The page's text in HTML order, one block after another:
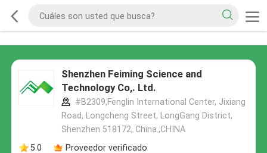
Shenzhen Feiming Science and
Technology Co,. Ltd.
#B2309,Fenglin International Center, Jixiang
Road, Longcheng Street, LongGang District,
Shenzhen 518172, China.,CHINA
5.0
Proveedor verificado